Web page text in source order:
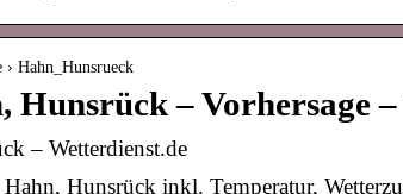
Hahn_Hunsrueck
Hunsrück – Vorhersage
– Wetterdienst.de
Hahn, Hunsrück inkl. Temperatur,